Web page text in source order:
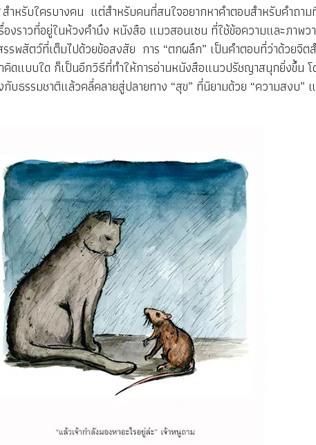
สำหรับใครบางคน แต่สำหรับคนที่สนใจอยากหาคำตอบสำหรับคำถาม
งราวที่อยู่ในห้วงคำนึง หนังสือ แมวสอนเซน ที่ใช้ข้อความและภาพว
รพสัตว์ที่เต็มไปด้วยข้อสงสัย การ “ตกผลึก” เป็นคำตอบที่ว่าด้วยจิต
ดแบบใด ก็เป็นอีกวิธีที่ทำให้การอ่านหนังสือแนวปรัชญาสนุกยิ่งขึ้น
ธรรมชาติแล้วคลี่คลายสู่ปลายทาง “สุข” ที่นิยามด้วย “ความสงบ”